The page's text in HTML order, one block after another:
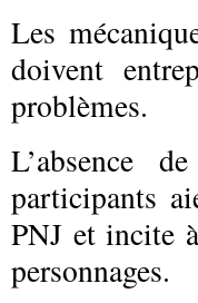
Les
doivent
problèmes.
L’absence
participants
PNJ et incite
personnages.